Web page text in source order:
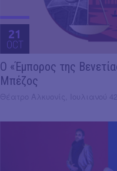
21
OCT
Ο «Έμπορος της
Μπέζος